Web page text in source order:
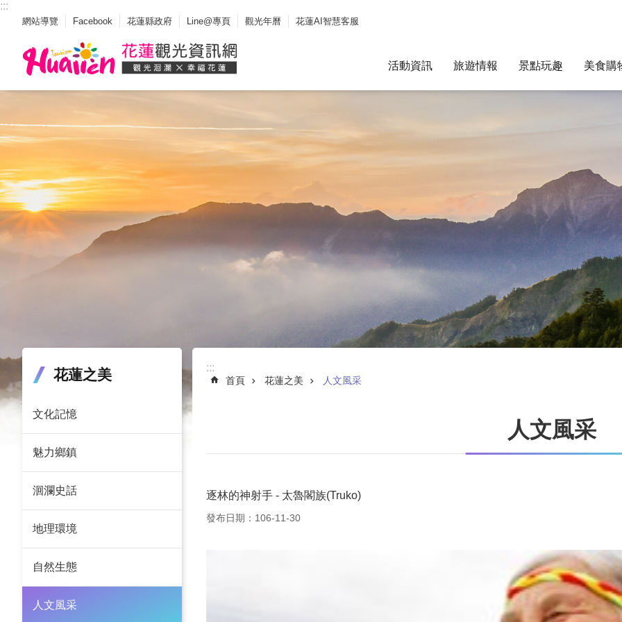
跳到主要內容區塊
:::
網站導覽 Facebook 花蓮縣政府 Line@專頁 觀光年曆 花蓮AI智慧客服
活動資訊 旅遊情報 景點玩趣 美食購
:::
花蓮之美
文化記憶
魅力鄉鎮
洄瀾史話
地理環境
自然生態
人文風采
:::
首頁 花蓮之美 人文風采
人文風采
逐林的神射手 - 太魯閣族(Truko)
發布日期：106-11-30